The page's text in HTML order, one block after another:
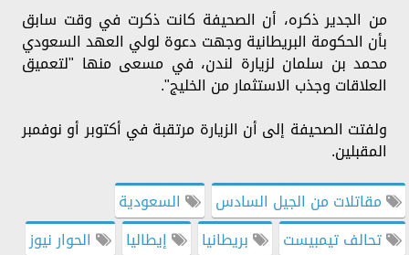
من الجدير ذكره، أن الصحيفة كانت ذكرت في وقت سابق
بأن الحكومة البريطانية وجهت دعوة لولي العهد السعودي
محمد بن سلمان لزيارة لندن، في مسعى منها "لتعميق
العلاقات وجذب الاستثمار من الخليج".
ولفتت الصحيفة إلى أن الزيارة مرتقبة في أكتوبر أو نوفمبر
المقبلين.
مقاتلات من الجيل السادس
السعودية
تحالف تيمبيست
بريطانيا إيطاليا الحوار نيوز